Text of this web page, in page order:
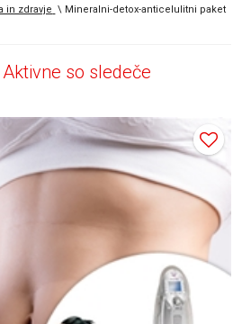
in zdravje \ Mineralni-detox-anticelulitni paket
so sledeče